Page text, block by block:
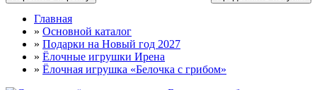
Главная
» Основной каталог
» Подарки на Новый год 2027
» Ёлочные игрушки Ирена
» Ёлочная игрушка «Белочка с грибом»